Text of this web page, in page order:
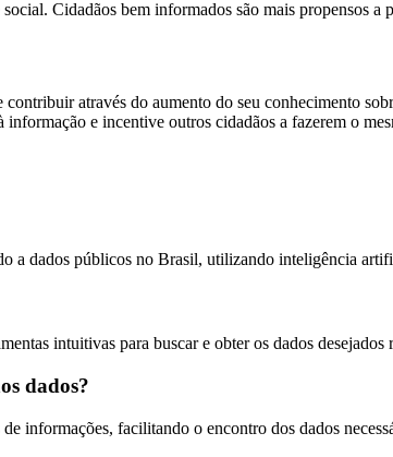
Cidadãos bem informados são mais propensos a
através do aumento do seu conhecimento
informação e incentive outros cidadãos a fazerem o
a dados públicos no Brasil, utilizando inteligência
intuitivas para buscar e obter os dados desejados
dados?
informações, facilitando o encontro dos dados